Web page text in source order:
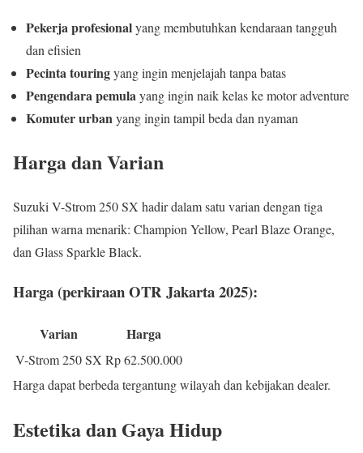
Pekerja profesionalyang membutuhkan kendaraan tangguh
dan efisien
Pecinta touringyang ingin menjelajah tanpa batas
Pengendara pemula yang ingin naik kelas ke motor adventure
Komuter urban yang ingin tampil beda dan nyaman
Harga dan Varian
Suzuki V-Strom 250 SX hadir dalam satu varian dengan tiga
pilihan warna menarik: Champion Yellow, Pearl Blaze Orange,
dan Glass Sparkle Black.
Harga (perkiraan OTR Jakarta 2025):
Varian Harga
V-Strom 250 SX Rp 62.500.000
Harga dapat berbeda tergantung wilayah dan kebijakan dealer.
Estetika dan Gaya Hidup